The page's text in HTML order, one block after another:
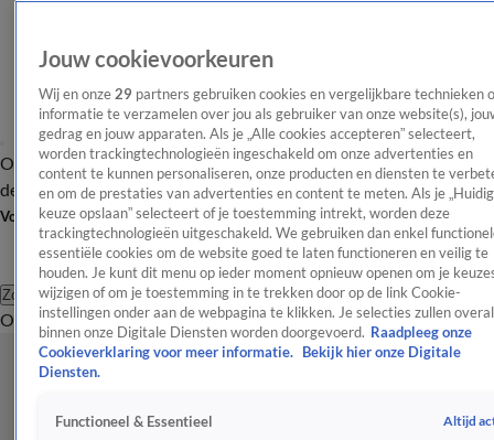
OverzichtAfleveringen Entertainment TV Algemeen
Tip
de redactieNieuwsbrief
Volg Shownieuws
Zoeken
OverzichtEntertainmentSpraakmakendRealityCrimeVideo's
Jouw cookievoorkeuren
Wij en onze 29 partners gebruiken cookies en vergelijkbare technieken
informatie te verzamelen over jou als gebruiker van onze website(s),
gedrag en jouw apparaten. Als je „Alle cookies accepteren” selecteert,
worden trackingtechnologieën ingeschakeld om onze advertenties en
content te kunnen personaliseren, onze producten en diensten te
en om de prestaties van advertenties en content te meten. Als je
keuze opslaan” selecteert of je toestemming intrekt, worden deze
trackingtechnologieën uitgeschakeld. We gebruiken dan enkel
essentiële cookies om de website goed te laten functioneren en veilig te
houden. Je kunt dit menu op ieder moment opnieuw openen om je
wijzigen of om je toestemming in te trekken door op de link Cookie-
instellingen onder aan de webpagina te klikken. Je selecties zullen overal
binnen onze Digitale Diensten worden doorgevoerd. Raadpleeg onze
Cookieverklaring voor meer informatie.
Bekijk hier onze Digitale
Diensten.
Functioneel & Essentieel Altijd